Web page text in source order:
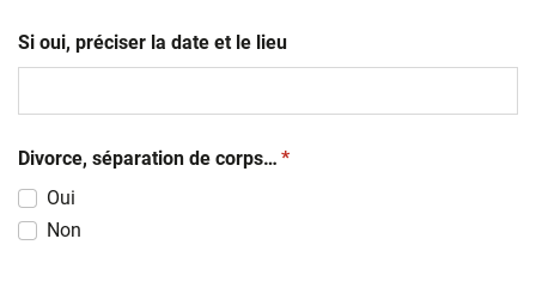
Si oui, préciser la date et le lieu
Divorce, séparation de corps… (obligatoire)
*
Oui
Non